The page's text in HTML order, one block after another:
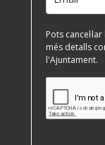
Pots
més detalls
l'Ajuntament.